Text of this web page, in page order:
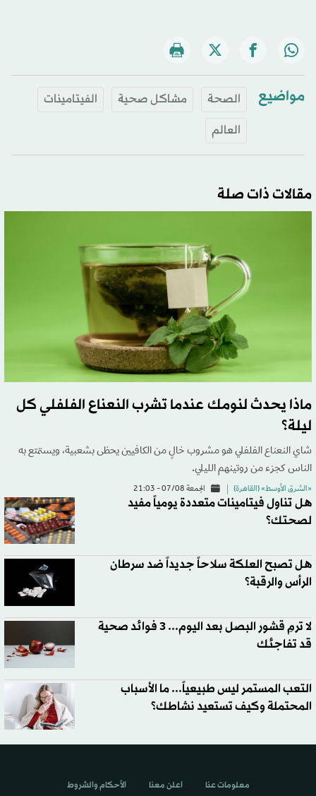
مواضيع الصحة مشاكل صحية
الفيتامينات
العالم
مقالات ذات صلة
ماذا يحدث لنومك عندما تشرب النعناع الفلفلي كل
ليلة؟
شاي النعناع الفلفلي هو مشروب خالٍ من الكافيين يحظى بشعبية، ويستمتع به
الناس كجزء من روتينهم الليلي.
«الشرق الأوسط» (القاهرة) الجمعة 07/08 - 21:03
هل تناول فيتامينات متعددة يومياً مفيد
لصحتك؟
هل تصبح العلكة سلاحاً جديداً ضد سرطان
الرأس والرقبة؟
لا ترمِ قشور البصل بعد اليوم... 3 فوائد صحية
قد تفاجئك
التعب المستمر ليس طبيعياً... ما الأسباب
المحتملة وكيف تستعيد نشاطك؟
معلومات عنا اعلن معنا الأحكام والشروط